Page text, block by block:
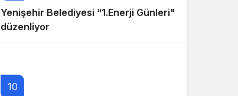
Yenişehir Belediyesi “1.Enerji Günleri"
düzenliyor
10